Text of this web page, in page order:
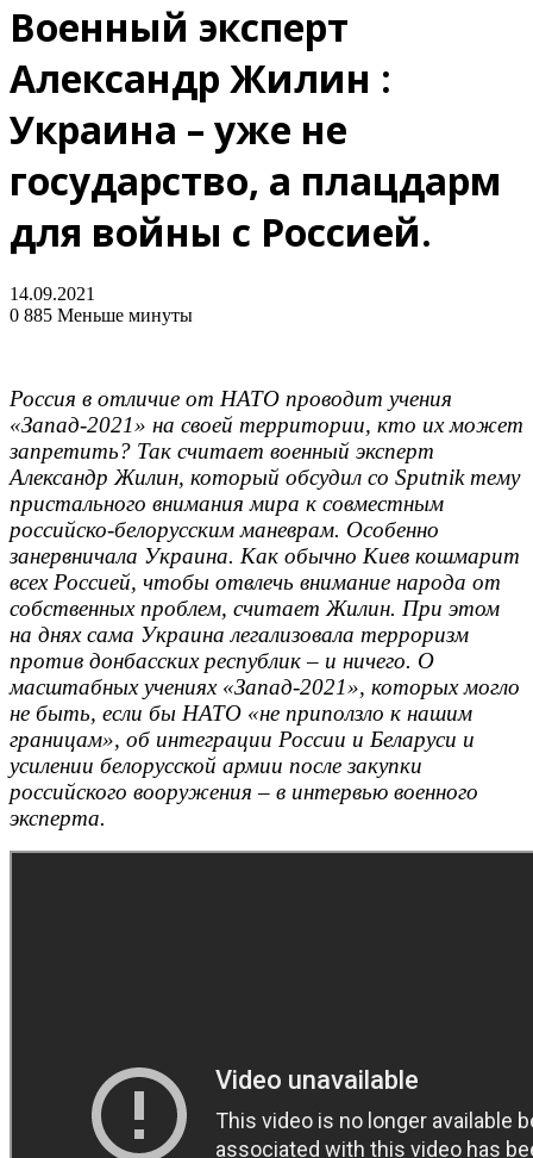
Военный эксперт
Александр Жилин :
Украина – уже не
государство, а плацдарм
для войны с Россией.
14.09.2021
0 885 Меньше минуты
Россия в отличие от НАТО проводит учения
«Запад-2021» на своей территории, кто их может
запретить? Так считает военный эксперт
Александр Жилин, который обсудил со Sputnik тему
пристального внимания мира к совместным
российско-белорусским маневрам. Особенно
занервничала Украина. Как обычно Киев кошмарит
всех Россией, чтобы отвлечь внимание народа от
собственных проблем, считает Жилин. При этом
на днях сама Украина легализовала терроризм
против донбасских республик – и ничего. О
масштабных учениях «Запад-2021», которых могло
не быть, если бы НАТО «не приползло к нашим
границам», об интеграции России и Беларуси и
усилении белорусской армии после закупки
российского вооружения – в интервью военного
эксперта.